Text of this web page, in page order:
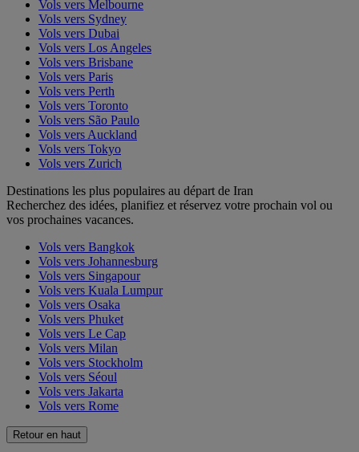
Vols vers Melbourne
Vols vers Sydney
Vols vers Dubai
Vols vers Los Angeles
Vols vers Brisbane
Vols vers Paris
Vols vers Perth
Vols vers Toronto
Vols vers São Paulo
Vols vers Auckland
Vols vers Tokyo
Vols vers Zurich
Destinations les plus populaires au départ de Iran
Recherchez des idées, planifiez et réservez votre prochain vol ou
vos prochaines vacances.
Vols vers Bangkok
Vols vers Johannesburg
Vols vers Singapour
Vols vers Kuala Lumpur
Vols vers Osaka
Vols vers Phuket
Vols vers Le Cap
Vols vers Milan
Vols vers Stockholm
Vols vers Séoul
Vols vers Jakarta
Vols vers Rome
Retour en haut